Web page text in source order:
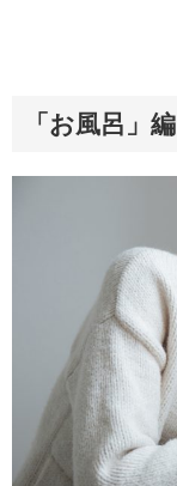
「お風呂」編